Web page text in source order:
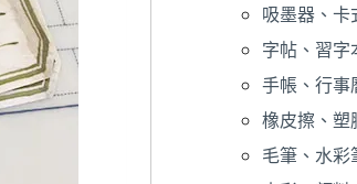
吸墨器、
字帖、習字
手帳、行事
橡皮擦、塑
毛筆、水彩